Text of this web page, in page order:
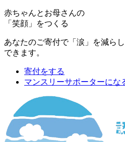
赤ちゃんとお母さんの
「笑顔」をつくる
あなたのご寄付で「涙」を減ら
できます。
寄付をする
マンスリーサポーターにな